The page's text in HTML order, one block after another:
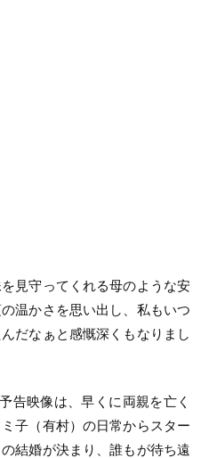
見守ってくれる母のような安
温かさを思い出し、私もいつ
だなぁと感慨深くもなりまし
告映像は、早くに両親を亡く
子（有村）の日常からスター
結婚が決まり、誰もが待ち遠